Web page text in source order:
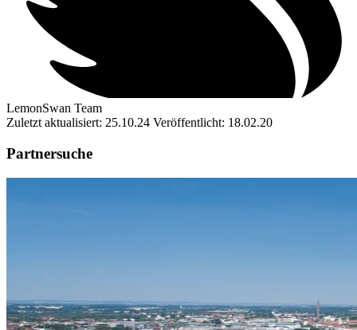
LemonSwan Team
Zuletzt aktualisiert: 25.10.24 Veröffentlicht: 18.02.20
Partnersuche